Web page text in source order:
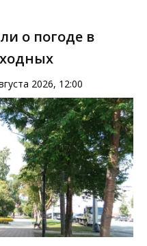
о погоде в
2026, 12:00